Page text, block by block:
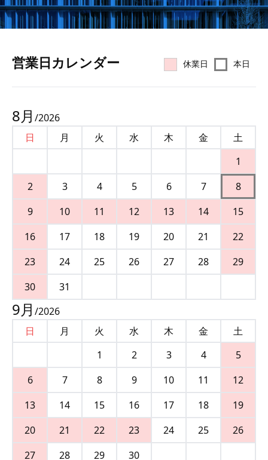
営業⽇カレンダー 休業日 本日
8月 /2026
日
月 火 水 木 金
土
1
2
3 4 5 6 7
8
9
10 11 12 13 14
15
16
17 18 19 20 21
22
23
24 25 26 27 28
29
30
31
9月 /2026
日
月 火 水 木 金
土
1
2 3 4
5
6
7 8 9 10 11
12
13
14 15 16 17 18
19
20
21 22 23 24 25
26
27
28 29 30